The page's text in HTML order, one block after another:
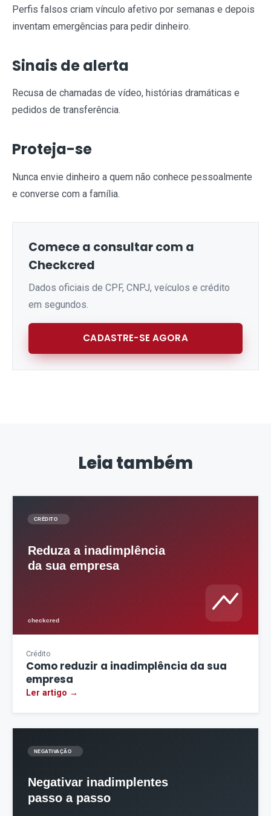
Perfis falsos criam vínculo afetivo por semanas e depois
inventam emergências para pedir dinheiro.
Sinais de alerta
Recusa de chamadas de vídeo, histórias dramáticas e
pedidos de transferência.
Proteja-se
Nunca envie dinheiro a quem não conhece pessoalmente
e converse com a família.
Comece a consultar com a
Checkcred
Dados oficiais de CPF, CNPJ, veículos e crédito
em segundos.
CADASTRE-SE AGORA
Leia também
Crédito
Como reduzir a inadimplência da sua
empresa
Ler artigo →